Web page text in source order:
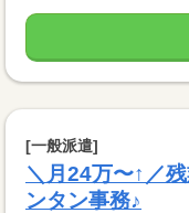
[一般派遣]
＼月24万〜↑／
ンタン事務♪